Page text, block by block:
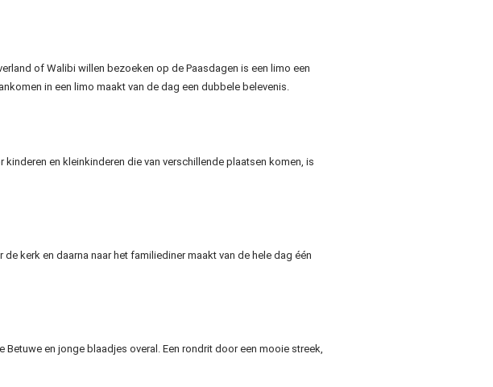
of Walibi willen bezoeken op de Paasdagen is een limo een
in een limo maakt van de dag een dubbele belevenis.
en kleinkinderen die van verschillende plaatsen komen, is
kerk en daarna naar het familiediner maakt van de hele dag één
en jonge blaadjes overal. Een rondrit door een mooie streek,